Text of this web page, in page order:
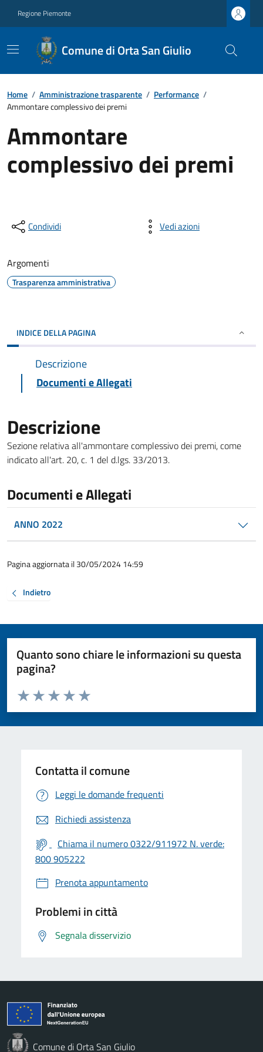
Regione Piemonte
Comune di Orta San Giulio
Home / Amministrazione trasparente / Performance /
Ammontare complessivo dei premi
Ammontare
complessivo dei premi
Condividi Vedi azioni
Argomenti
Trasparenza amministrativa
INDICE DELLA PAGINA
Descrizione
Documenti e Allegati
Descrizione
Sezione relativa all'ammontare complessivo dei premi, come
indicato all'art. 20, c. 1 del d.lgs. 33/2013.
Documenti e Allegati
ANNO 2022
Pagina aggiornata il 30/05/2024 14:59
Indietro
Quanto sono chiare le informazioni su questa
pagina?
Valuta da 1 a 5 stelle la pagina
Valuta 5 stelle su 5
Valuta 4 stelle su 5
Valuta 3 stelle su 5
Valuta 2 stelle su 5
Valuta 1 stelle su 5
Contatta il comune
Leggi le domande frequenti
Richiedi assistenza
Chiama il numero 0322/911972 N. verde:
800 905222
Prenota appuntamento
Problemi in città
Segnala disservizio
Comune di Orta San Giulio